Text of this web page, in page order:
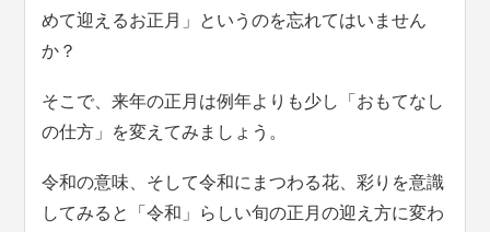
めて迎えるお正月」というのを忘れてはいません
か？
そこで、来年の正月は例年よりも少し「おもてなし
の仕方」を変えてみましょう。
令和の意味、そして令和にまつわる花、彩りを意識
してみると「令和」らしい旬の正月の迎え方に変わ